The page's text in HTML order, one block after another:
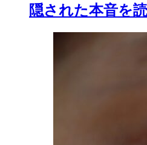
隠された本音を